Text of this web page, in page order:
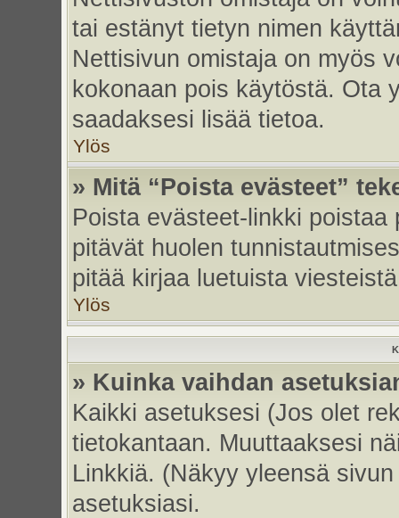
tai estänyt tietyn nimen
Nettisivun omistaja on myös
kokonaan pois käytöstä. Ota
saadaksesi lisää tietoa.
Ylös
» Mitä “Poista evästeet”
Poista evästeet-linkki
pitävät huolen
pitää kirjaa luetuista
Ylös
» Kuinka vaihdan
Kaikki asetuksesi (Jos olet
tietokantaan. Muuttaaksesi
Linkkiä. (Näkyy yleensä
asetuksiasi.